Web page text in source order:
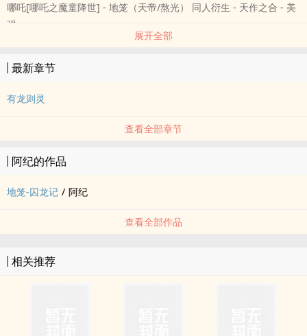
哪吒[哪吒之魔童降世] - 地笼（天帝/熬光） 同人衍生 - 天作之合 - 美
强
展开全部
最新章节
有龙则灵
查看全部章节
阿纪的作品
地笼-囚龙记 / 阿纪
查看全部作品
相关推荐